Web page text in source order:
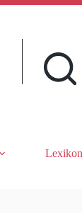
Lexikon